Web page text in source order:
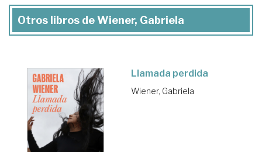
Otros libros de Wiener, Gabriela
Llamada perdida
Wiener, Gabriela